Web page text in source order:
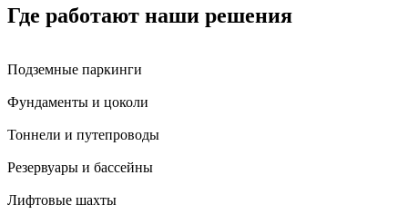
Где работают наши решения
Подземные паркинги
Фундаменты и цоколи
Тоннели и путепроводы
Резервуары и бассейны
Лифтовые шахты